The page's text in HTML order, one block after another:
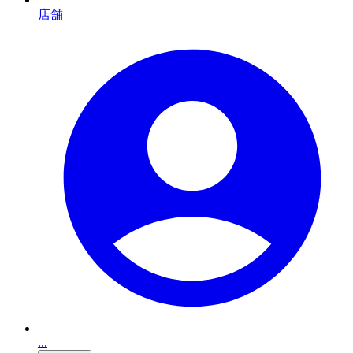
店舗
...